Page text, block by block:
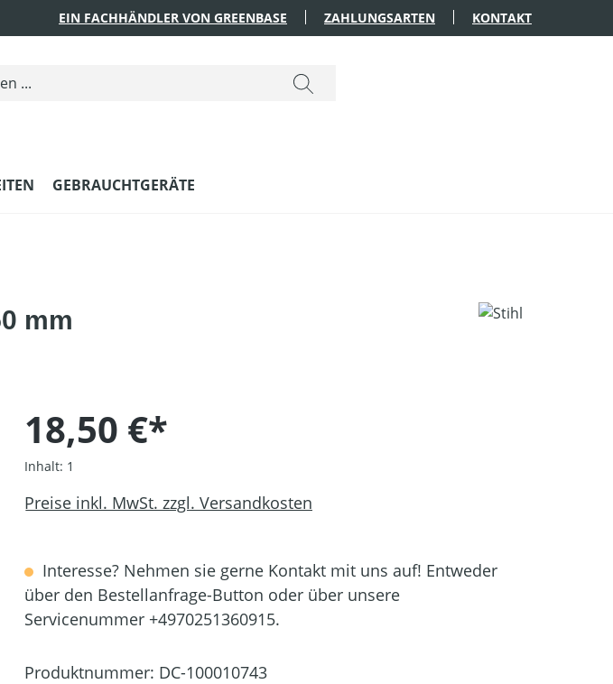
EIN FACHHÄNDLER VON GREENBASE ZAHLUNGSARTEN KONTAKT
GEBRAUCHTGERÄTE
mm
18,50 €*
Inhalt: 1
Preise inkl. MwSt. zzgl. Versandkosten
Interesse? Nehmen sie gerne Kontakt mit uns auf! Entweder
über den Bestellanfrage-Button oder über unsere
Servicenummer +4970251360915.
Produktnummer: DC-100010743